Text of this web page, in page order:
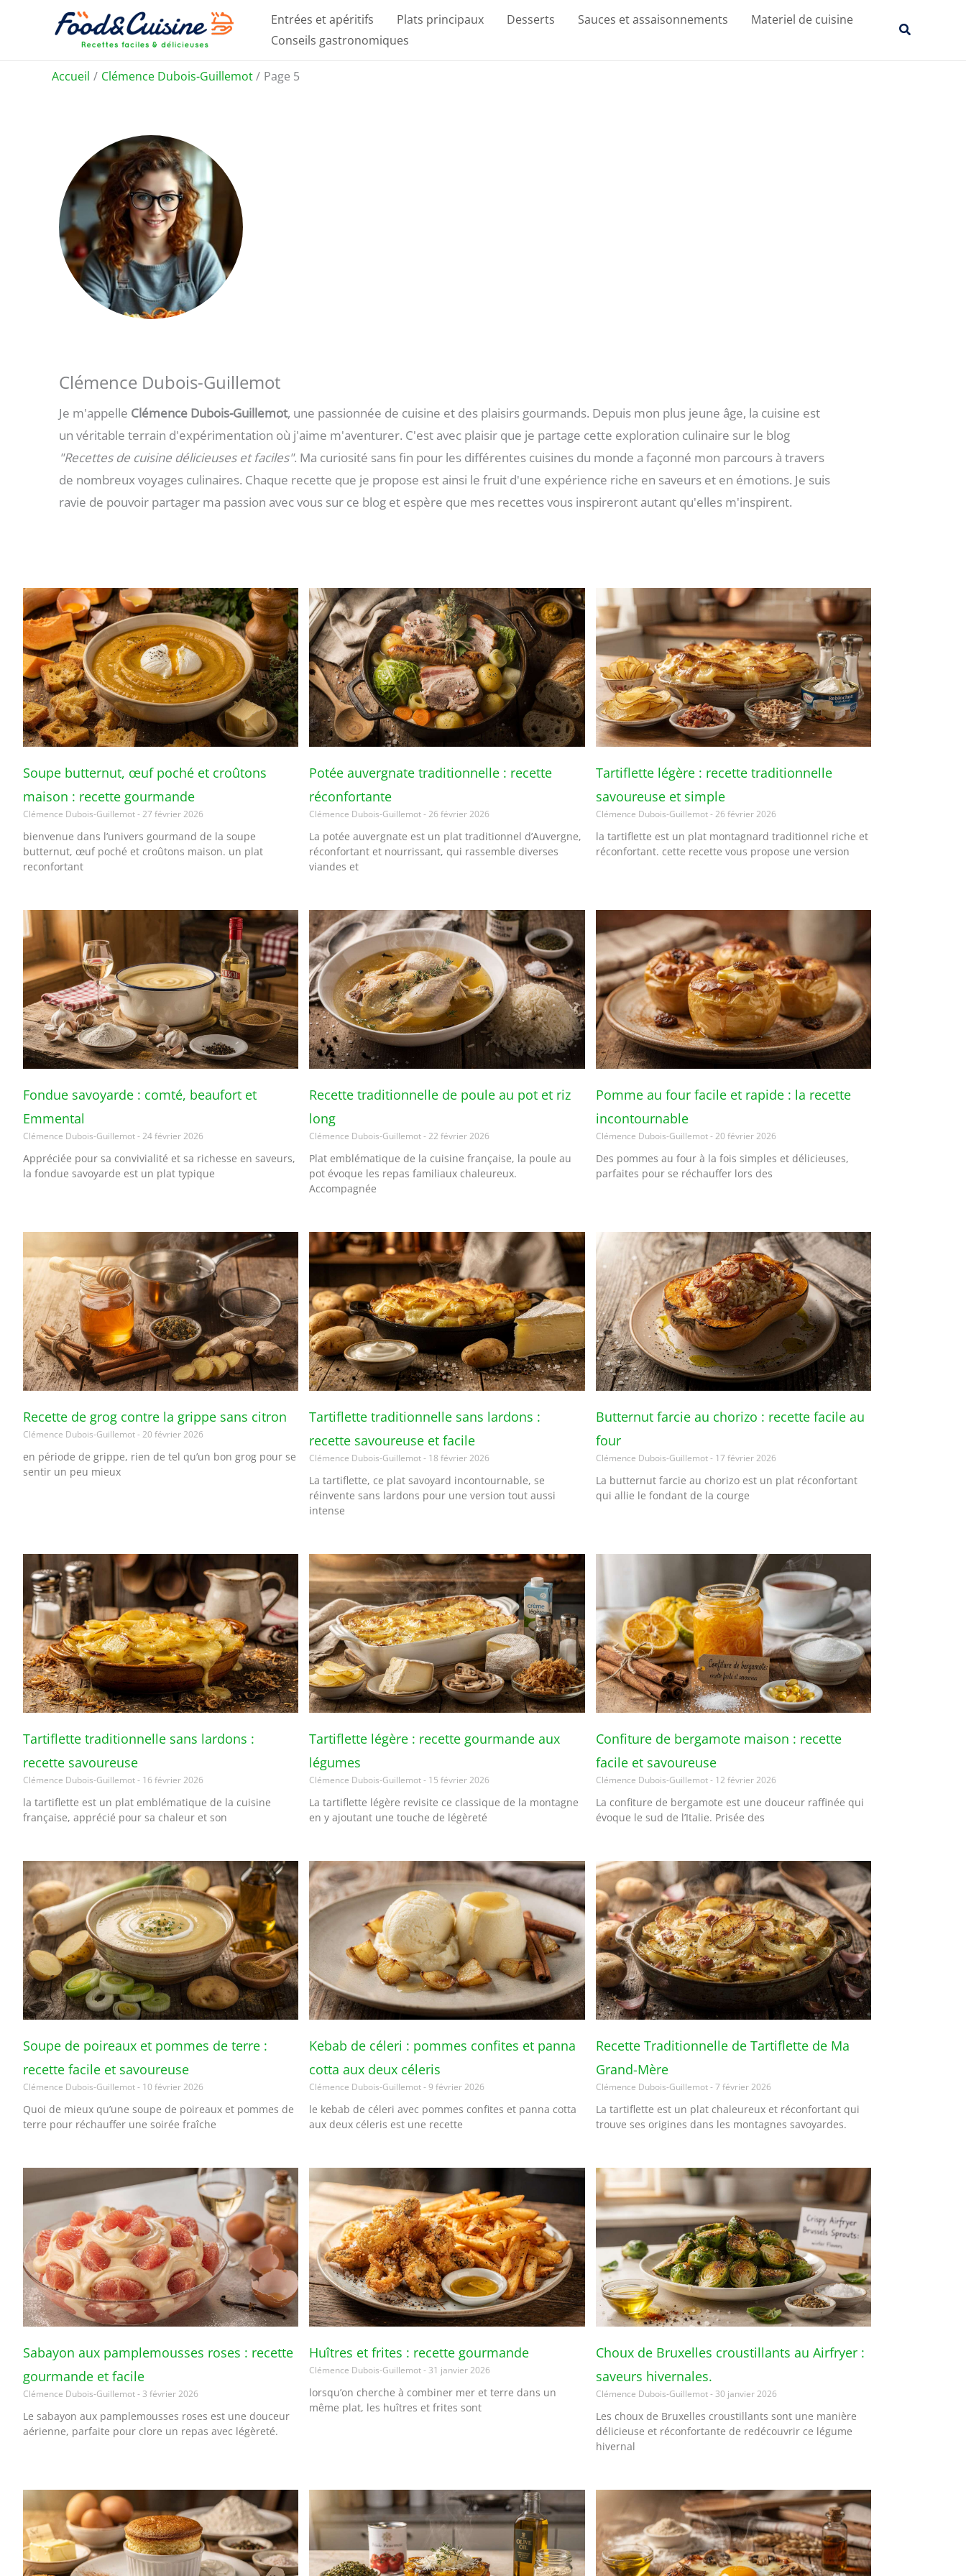
Entrées et apéritifs Plats principaux Desserts Sauces et assaisonnements
Materiel de cuisine
Conseils gastronomiques
Rechercher
Accueil Clémence Dubois-Guillemot Page 5
Clémence Dubois-Guillemot
Je m'appelle Clémence Dubois-Guillemot, une passionnée de cuisine et des plaisirs gourmands. Depuis mon plus jeune âge, la cuisine est
un véritable terrain d'expérimentation où j'aime m'aventurer. C'est avec plaisir que je partage cette exploration culinaire sur le blog
"Recettes de cuisine délicieuses et faciles". Ma curiosité sans fin pour les différentes cuisines du monde a façonné mon parcours à travers
de nombreux voyages culinaires. Chaque recette que je propose est ainsi le fruit d'une expérience riche en saveurs et en émotions. Je suis
ravie de pouvoir partager ma passion avec vous sur ce blog et espère que mes recettes vous inspireront autant qu'elles m'inspirent.
Soupe butternut, œuf poché et croûtons
maison : recette gourmande
Clémence Dubois-Guillemot 27 février 2026
bienvenue dans l’univers gourmand de la soupe
butternut, œuf poché et croûtons maison. un plat
reconfortant
Potée auvergnate traditionnelle : recette
réconfortante
Clémence Dubois-Guillemot 26 février 2026
La potée auvergnate est un plat traditionnel d’Auvergne,
réconfortant et nourrissant, qui rassemble diverses
viandes et
Tartiflette légère : recette traditionnelle
savoureuse et simple
Clémence Dubois-Guillemot 26 février 2026
la tartiflette est un plat montagnard traditionnel riche et
réconfortant. cette recette vous propose une version
Fondue savoyarde : comté, beaufort et
Emmental
Clémence Dubois-Guillemot 24 février 2026
Appréciée pour sa convivialité et sa richesse en saveurs,
la fondue savoyarde est un plat typique
Recette traditionnelle de poule au pot et riz
long
Clémence Dubois-Guillemot 22 février 2026
Plat emblématique de la cuisine française, la poule au
pot évoque les repas familiaux chaleureux.
Accompagnée
Pomme au four facile et rapide : la recette
incontournable
Clémence Dubois-Guillemot 20 février 2026
Des pommes au four à la fois simples et délicieuses,
parfaites pour se réchauffer lors des
Recette de grog contre la grippe sans citron
Clémence Dubois-Guillemot 20 février 2026
en période de grippe, rien de tel qu’un bon grog pour se
sentir un peu mieux
Tartiflette traditionnelle sans lardons :
recette savoureuse et facile
Clémence Dubois-Guillemot 18 février 2026
La tartiflette, ce plat savoyard incontournable, se
réinvente sans lardons pour une version tout aussi
intense
Butternut farcie au chorizo : recette facile au
four
Clémence Dubois-Guillemot 17 février 2026
La butternut farcie au chorizo est un plat réconfortant
qui allie le fondant de la courge
Tartiflette traditionnelle sans lardons :
recette savoureuse
Clémence Dubois-Guillemot 16 février 2026
la tartiflette est un plat emblématique de la cuisine
française, apprécié pour sa chaleur et son
Tartiflette légère : recette gourmande aux
légumes
Clémence Dubois-Guillemot 15 février 2026
La tartiflette légère revisite ce classique de la montagne
en y ajoutant une touche de légèreté
Confiture de bergamote maison : recette
facile et savoureuse
Clémence Dubois-Guillemot 12 février 2026
La confiture de bergamote est une douceur raffinée qui
évoque le sud de l’Italie. Prisée des
Soupe de poireaux et pommes de terre :
recette facile et savoureuse
Clémence Dubois-Guillemot 10 février 2026
Quoi de mieux qu’une soupe de poireaux et pommes de
terre pour réchauffer une soirée fraîche
Kebab de céleri : pommes confites et panna
cotta aux deux céleris
Clémence Dubois-Guillemot 9 février 2026
le kebab de céleri avec pommes confites et panna cotta
aux deux céleris est une recette
Recette Traditionnelle de Tartiflette de Ma
Grand-Mère
Clémence Dubois-Guillemot 7 février 2026
La tartiflette est un plat chaleureux et réconfortant qui
trouve ses origines dans les montagnes savoyardes.
Sabayon aux pamplemousses roses : recette
gourmande et facile
Clémence Dubois-Guillemot 3 février 2026
Le sabayon aux pamplemousses roses est une douceur
aérienne, parfaite pour clore un repas avec légèreté.
Huîtres et frites : recette gourmande
Clémence Dubois-Guillemot 31 janvier 2026
lorsqu’on cherche à combiner mer et terre dans un
même plat, les huîtres et frites sont
Choux de Bruxelles croustillants au Airfryer :
saveurs hivernales.
Clémence Dubois-Guillemot 30 janvier 2026
Les choux de Bruxelles croustillants sont une manière
délicieuse et réconfortante de redécouvrir ce légume
hivernal